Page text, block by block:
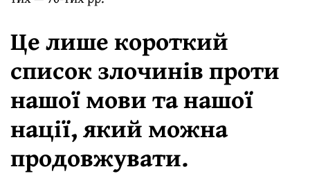
Це лише короткий
список злочинів проти
нашої мови та нашої
нації, який можна
продовжувати.